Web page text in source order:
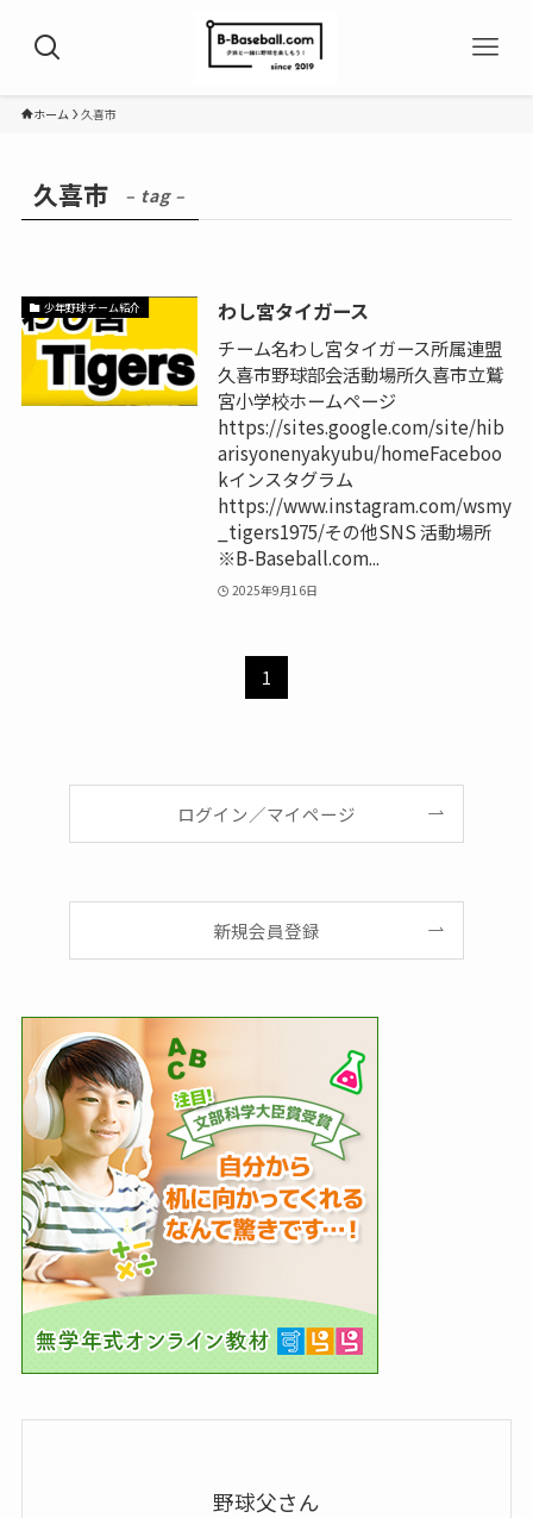
ホーム 久喜市
久喜市 – tag –
少年野球チーム紹介 わし宮タイガース
チーム名わし宮タイガース所属連盟
久喜市野球部会活動場所久喜市立鷲
宮小学校ホームページ
https://sites.google.com/site/hib
arisyonenyakyubu/homeFaceboo
kインスタグラム
https://www.instagram.com/wsmy
_tigers1975/その他SNS 活動場所
※B-Baseball.com...
2025年9月16日
1
ログイン／マイページ
新規会員登録
野球父さん